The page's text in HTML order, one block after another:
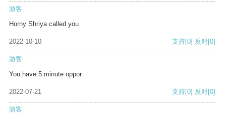
游客
Horny Shriya called you
2022-10-10 支持[0] 反对[0]
游客
You have 5 minute oppor
2022-07-21 支持[0] 反对[0]
游客